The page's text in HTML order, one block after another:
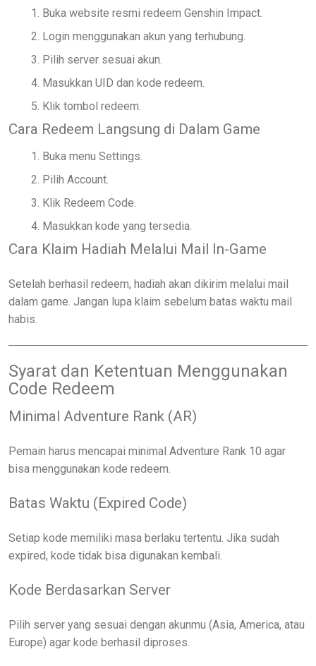
Buka website resmi redeem Genshin Impact.
Login menggunakan akun yang terhubung.
Pilih server sesuai akun.
Masukkan UID dan kode redeem.
Klik tombol redeem.
Cara Redeem Langsung di Dalam Game
Buka menu Settings.
Pilih Account.
Klik Redeem Code.
Masukkan kode yang tersedia.
Cara Klaim Hadiah Melalui Mail In-Game
Setelah berhasil redeem, hadiah akan dikirim melalui mail
dalam game. Jangan lupa klaim sebelum batas waktu mail
habis.
Syarat dan Ketentuan Menggunakan
Code Redeem
Minimal Adventure Rank (AR)
Pemain harus mencapai minimal Adventure Rank 10 agar
bisa menggunakan kode redeem.
Batas Waktu (Expired Code)
Setiap kode memiliki masa berlaku tertentu. Jika sudah
expired, kode tidak bisa digunakan kembali.
Kode Berdasarkan Server
Pilih server yang sesuai dengan akunmu (Asia, America, atau
Europe) agar kode berhasil diproses.